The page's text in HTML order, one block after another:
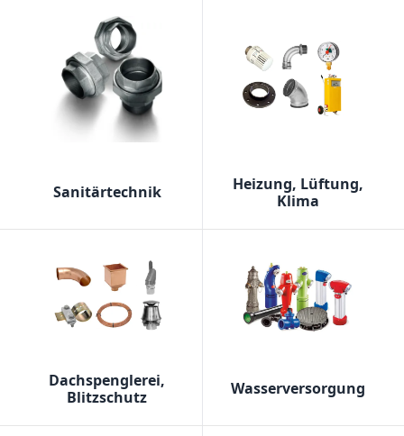
Sanitärtechnik
Heizung, Lüftung,
Klima
Dachspenglerei,
Blitzschutz
Wasserversorgung